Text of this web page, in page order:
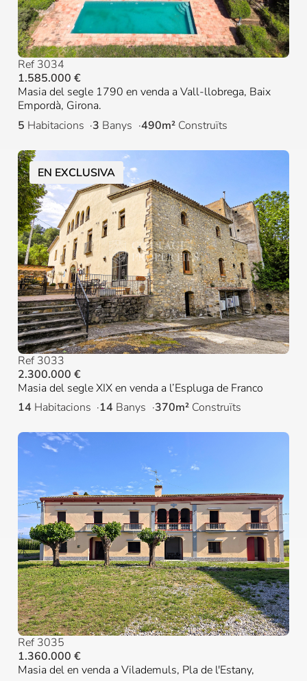
Ref 3034
1.585.000 €
Masia del segle 1790 en venda a Vall-llobrega, Baix
Empordà, Girona.
5 Habitacions 3 Banys 490m² Construïts
EN EXCLUSIVA
Ref 3033
2.300.000 €
Masia del segle XIX en venda a l’Espluga de Franco
14 Habitacions 14 Banys 370m² Construïts
Ref 3035
1.360.000 €
Masia del en venda a Vilademuls, Pla de l'Estany,